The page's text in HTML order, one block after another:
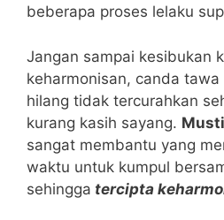
beberapa proses lelaku
Jangan sampai kesibukan
keharmonisan, canda
hilang tidak tercurahkan
kurang kasih sayang.
sangat membantu yang
waktu untuk kumpul
sehingga tercipta